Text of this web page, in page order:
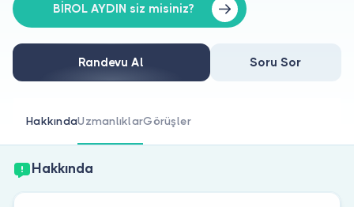
Doktorlar için
Doktor musunuz?
BİROL AYDIN siz misiniz?
Randevu Al Soru Sor
HakkındaUzmanlıklarGörüşler
Hakkında